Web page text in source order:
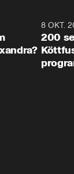
31:058 OKT.
200